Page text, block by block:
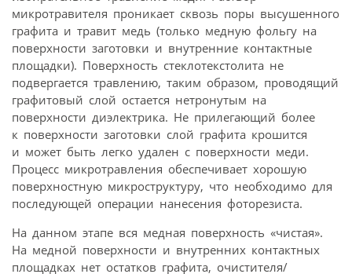
микротравителя проникает сквозь поры высушенного
графита и травит медь (только медную фольгу на
поверхности заготовки и внутренние контактные
площадки). Поверхность стеклотекстолита не
подвергается травлению, таким образом, проводящий
графитовый слой остается нетронутым на
поверхности диэлектрика. Не прилегающий более
к поверхности заготовки слой графита крошится
и может быть легко удален с поверхности меди.
Процесс микротравления обеспечивает хорошую
поверхностную микроструктуру, что необходимо для
последующей операции нанесения фоторезиста.
На данном этапе вся медная поверхность «чистая».
На медной поверхности и внутренних контактных
площадках нет остатков графита, очистителя/